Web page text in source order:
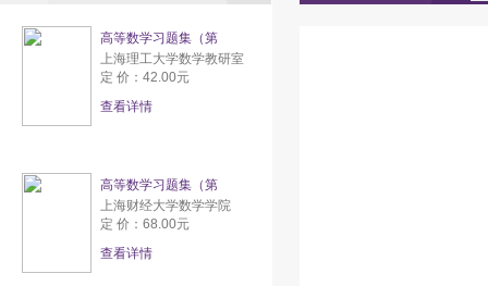
高等数学习题集（第
上海理工大学数学教研室
定 价：42.00元
查看详情
高等数学习题集（第
上海财经大学数学学院
定 价：68.00元
查看详情